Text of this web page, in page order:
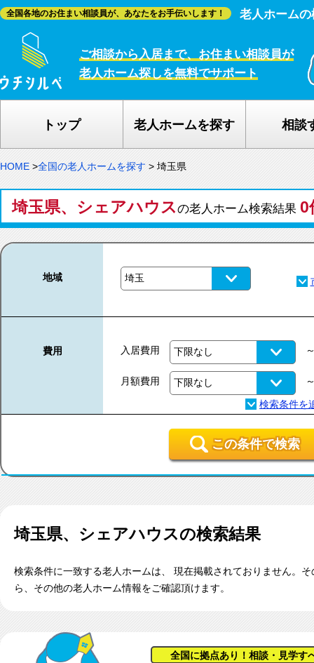
全国各地のお住まい相談員が、あなたをお手伝いします！ 老人ホーム
ご相談から入居まで、お住まい相談員が
老人ホーム探しを無料でサポート
トップ 老人ホームを探す 相談
HOME >全国の老人ホームを探す > 埼玉県
埼玉県、シェアハウスの老人ホーム検索結果 0
地域
費用 入居費用
月額費用
この条件で検索
埼玉県、シェアハウスの検索結果
検索条件に一致する老人ホームは、 現在掲載されておりません。
ら、その他の老人ホーム情報をご確認頂けます。
全国に拠点あり！相談・見学す